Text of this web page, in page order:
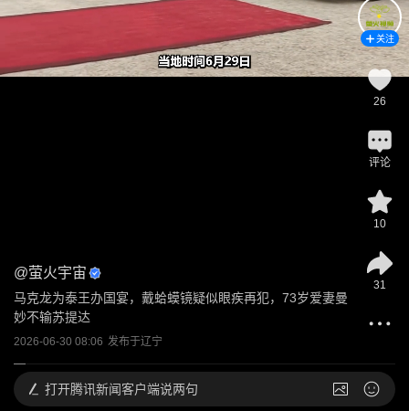
@萤火宇宙
马克龙为泰王办国宴，戴蛤蟆镜疑似眼疾再犯，73岁爱妻曼
妙不输苏提达
2026-06-30 08:06 发布于辽宁
关注
26
评论
10
31
打开腾讯新闻客户端说两句